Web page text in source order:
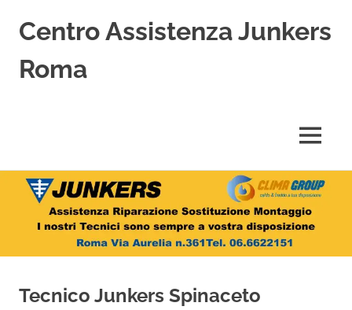
Salta
contenuto
Centro Assistenza Junkers
Roma
Riparazione,
Sostituzione,
Installazione
di
Junkers
MENU
Tecnico Junkers Spinaceto